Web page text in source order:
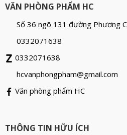
VĂN PHÒNG PHẨM HC
Số 36 ngõ 131 đường Phương
0332071638
0332071638
hcvanphongpham@gmail.com
Văn phòng phẩm HC
THÔNG TIN HỮU ÍCH